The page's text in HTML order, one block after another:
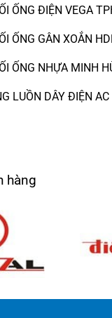
ỐNG ĐIỆN VEGA
ỐNG GÂN XOẮN
ỐNG NHỰA MINH
LUỒN DÂY ĐIỆN AC
hàng